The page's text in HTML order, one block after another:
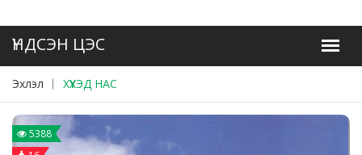
Эхлэл ХҮҮХЭД НАС
5388